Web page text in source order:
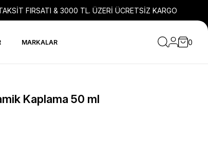
FIRSATI & 3000 TL. ÜZERİ ÜCRETSİZ KARGO
MARKALAR 0
Kaplama 50 ml